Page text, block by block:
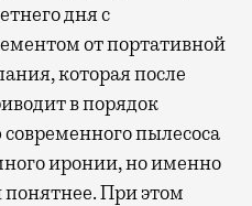
дня с
от портативной
которая после
в порядок
пылесоса
иронии, но именно
понятнее. При этом